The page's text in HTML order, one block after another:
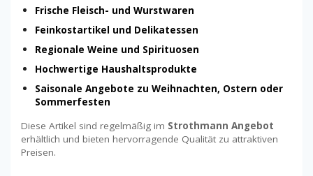
Frische Fleisch- und Wurstwaren
Feinkostartikel und Delikatessen
Regionale Weine und Spirituosen
Hochwertige Haushaltsprodukte
Saisonale Angebote zu Weihnachten, Ostern oder
Sommerfesten
Diese Artikel sind regelmäßig im Strothmann Angebot
erhältlich und bieten hervorragende Qualität zu attraktiven
Preisen.